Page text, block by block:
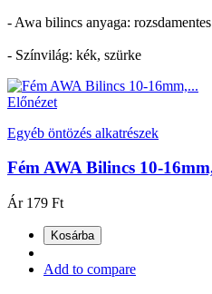
- Awa bilincs anyaga:
- Színvilág: kék, szürke
Előnézet
Egyéb öntözés alkatrészek
Fém AWA Bilincs 10-
Ár 179 Ft
Kosárba
Add to compare